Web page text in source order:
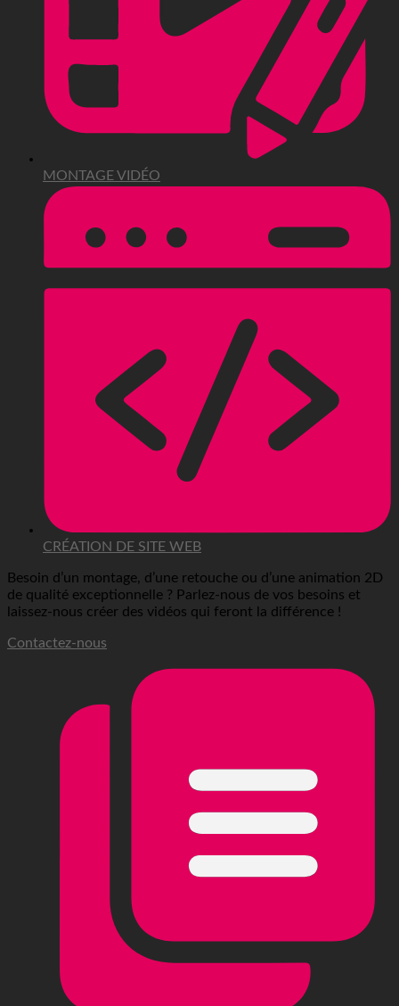
MONTAGE VIDÉO
CRÉATION DE SITE WEB
Besoin d’un montage, d’une retouche ou d’une animation 2D
de qualité exceptionnelle ? Parlez-nous de vos besoins et
laissez-nous créer des vidéos qui feront la différence !
Contactez-nous